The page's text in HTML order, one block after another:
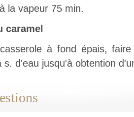
la vapeur 75 min.
caramel
à fond épais,
s. d'eau jusqu'à obtention